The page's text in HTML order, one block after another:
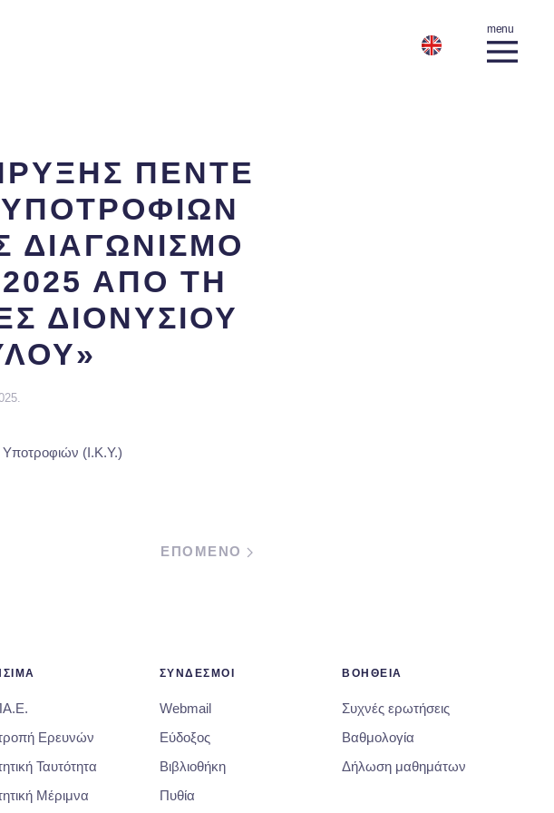
ΠΕΝΤΕ
ΔΙΑΓΩΝΙΣΜΟ
ΑΠΟ ΤΗ
ΔΙΟΝΥΣΙΟΥ
.
Υποτροφιών (Ι.Κ.Υ.)
ΕΠΟΜΕΝΟ
Ερευνών
Ταυτότητα
Μέριμνα
ΣΥΝΔΕΣΜΟΙ
Webmail
Εύδοξος
Βιβλιοθήκη
Πυθία
ΒΟΗΘΕΙΑ
Συχνές ερωτήσεις
Βαθμολογία
Δήλωση μαθημάτων